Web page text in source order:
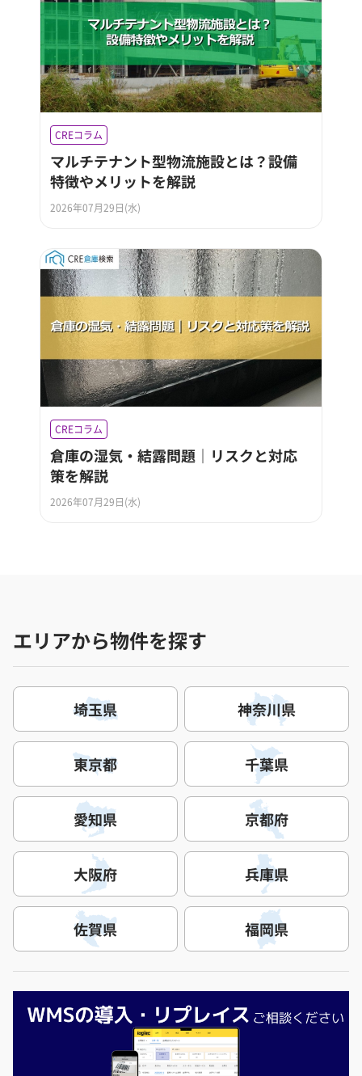
CREコラム
マルチテナント型物流施設とは？設備
特徴やメリットを解説
2026年07月29日(水)
CREコラム
倉庫の湿気・結露問題｜リスクと対応
策を解説
2026年07月29日(水)
エリアから物件を探す
埼玉県 神奈川県
東京都 千葉県
愛知県 京都府
大阪府 兵庫県
佐賀県 福岡県